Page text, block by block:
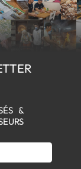
&